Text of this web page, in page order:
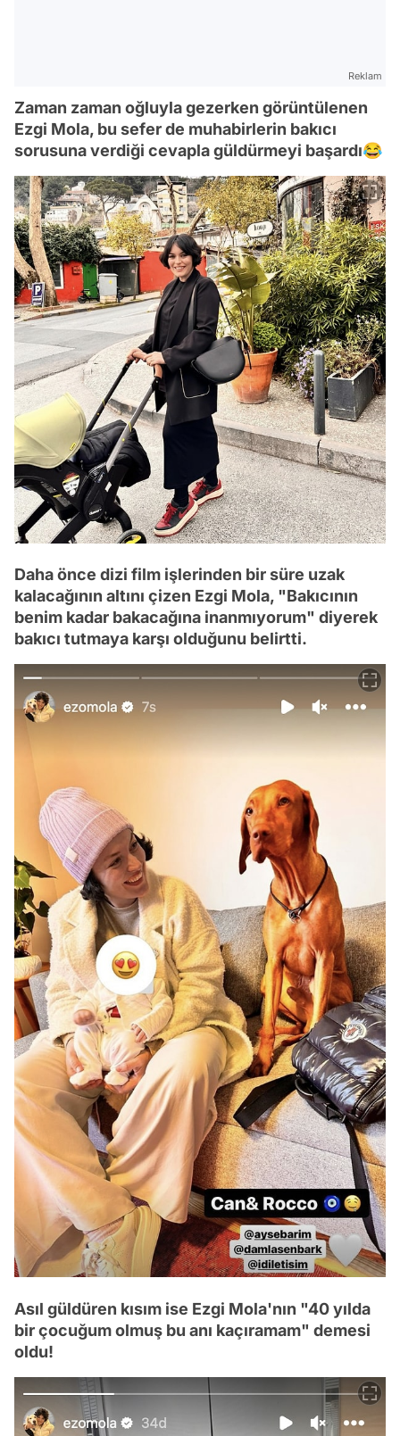
Reklam
Zaman zaman oğluyla gezerken görüntülenen
Ezgi Mola, bu sefer de muhabirlerin bakıcı
sorusuna verdiği cevapla güldürmeyi başardı😂
Daha önce dizi film işlerinden bir süre uzak
kalacağının altını çizen Ezgi Mola, "Bakıcının
benim kadar bakacağına inanmıyorum" diyerek
bakıcı tutmaya karşı olduğunu belirtti.
Asıl güldüren kısım ise Ezgi Mola'nın "40 yılda
bir çocuğum olmuş bu anı kaçıramam" demesi
oldu!